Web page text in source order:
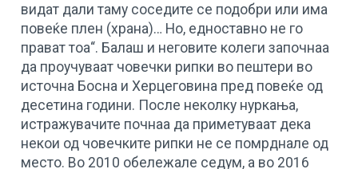
видат дали таму соседите се подобри или има
повеќе плен (храна)… Но, едноставно не го
прават тоа“. Балаш и неговите колеги започнаа
да проучуваат човечки рипки во пештери во
источна Босна и Херцеговина пред повеќе од
десетина години. После неколку нуркања,
истражувачите почнаа да приметуваат дека
некои од човечките рипки не се помрднале од
место. Во 2010 обележале седум, а во 2016